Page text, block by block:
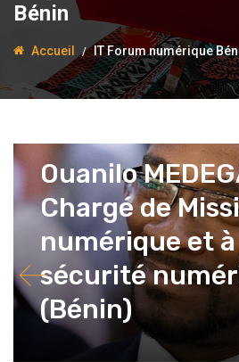
Bénin
Accueil IT Forum numérique
Ouanilo
Chargé de
numérique et
sécurité
(Bénin)